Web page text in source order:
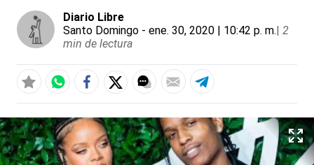
Diario Libre
Santo Domingo - ene. 30, 2020 | 10:42 p. m.| 2
min de lectura